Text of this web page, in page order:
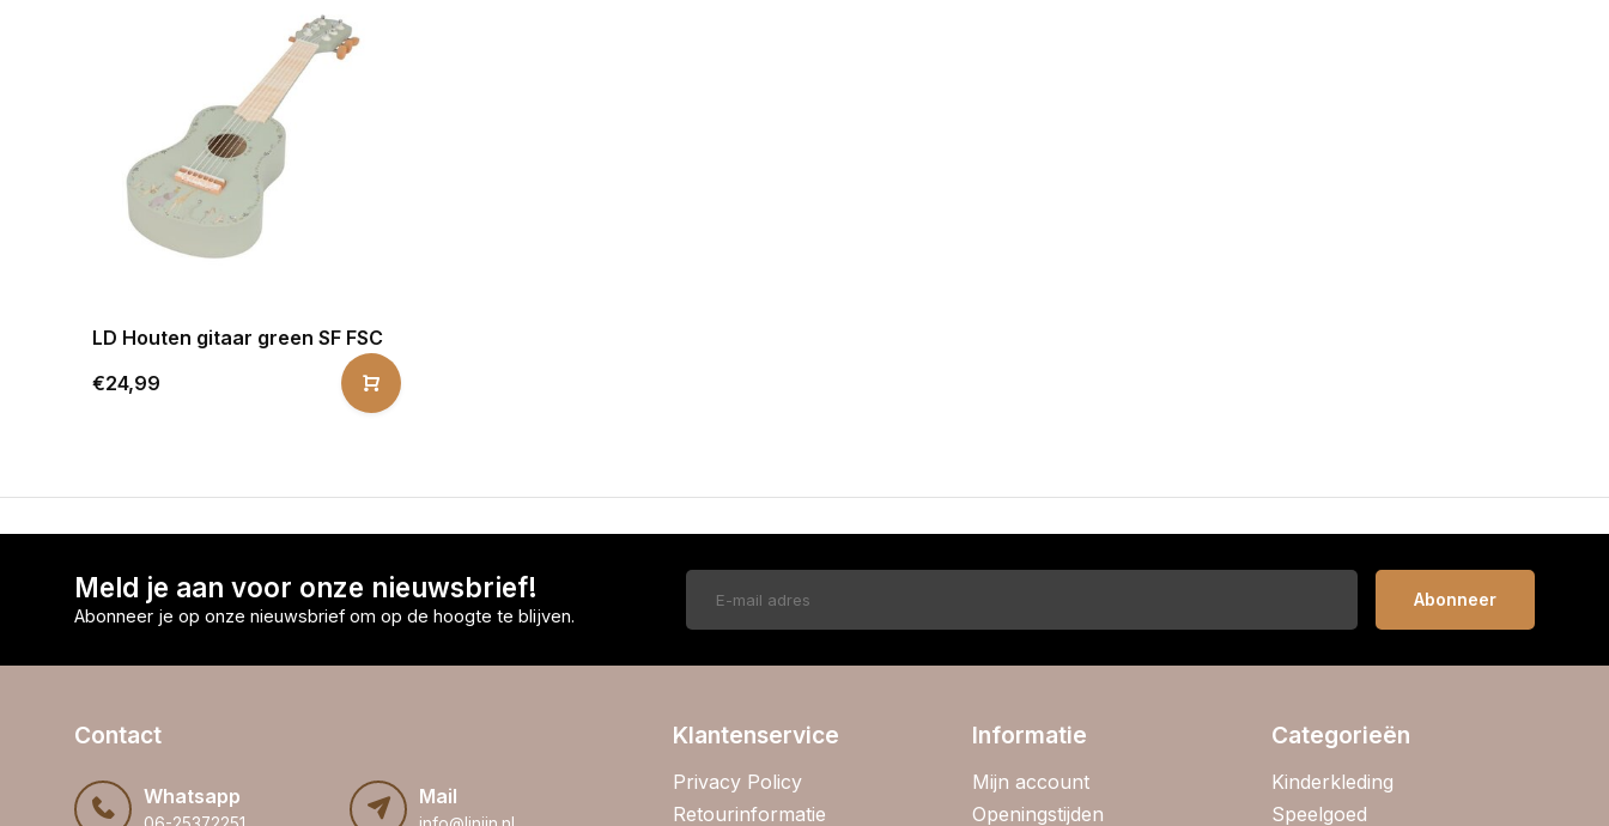
LD Houten gitaar green SF FSC
€24,99
Meld je aan voor onze nieuwsbrief!
Abonneer je op onze nieuwsbrief om op de hoogte te blijven.
Abonneer
Contact
Whatsapp Mail
Klantenservice
Privacy Policy
Retourinformatie
Informatie
Mijn account
Openingstijden
Categorieën
Kinderkleding
Speelgoed